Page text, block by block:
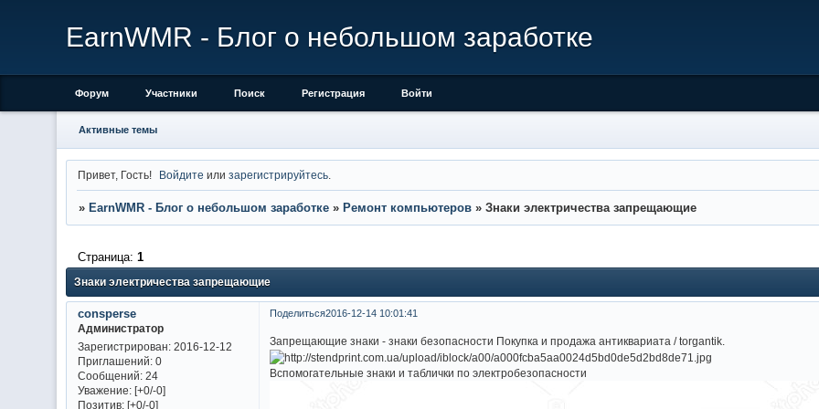
EarnWMR - Блог о небольшом заработке
Форум Участники Поиск Регистрация Войти
Активные темы
Привет, Гость! Войдите илизарегистрируйтесь
» EarnWMR - Блог о небольшом заработке » Ремонт компьютеров » Знаки электричества запрещающие
Знаки электричества запрещающие
Страница: 1
Поделиться2016-12-14 10:01:41
consperse
Администратор
Зарегистрирован: 2016-12-12
Приглашений:0
Сообщений:24
Уважение: [+0/-0]
Позитив: [+0/-0]
Запрещающие знаки - знаки безопасности Покупка и продажа антиквариата / torgantik.
Вспомогательные знаки и таблички по электробезопасности